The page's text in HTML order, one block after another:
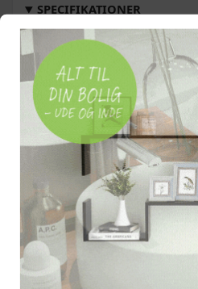
SPECIFIKATIONER
Rød og hvid
MATERIALE
Plastik
LÆNGDE
30 m
DIAMETER, PLASTIKRINGE
6 mm
OFTE STILLEDE SPØRGSMÅL